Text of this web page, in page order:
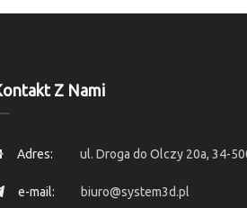
Z Nami
Adres: ul. Droga do Olczy 20a, 34-
e-mail: biuro@system3d.pl